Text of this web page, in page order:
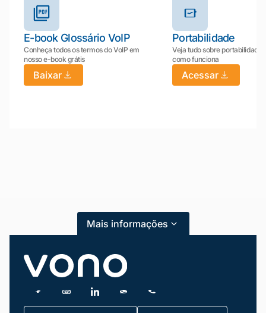
E-book Glossário VoIP
Conheça todos os termos do VoIP em
nosso e-book grátis
Baixar
Portabilidade
Veja tudo sobre portabilidade:
como funciona
Acessar
Mais informações